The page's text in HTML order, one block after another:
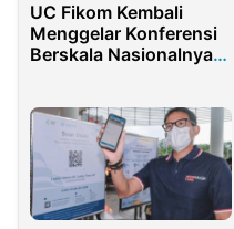
UC Fikom Kembali
Menggelar Konferensi
Berskala Nasionalnya